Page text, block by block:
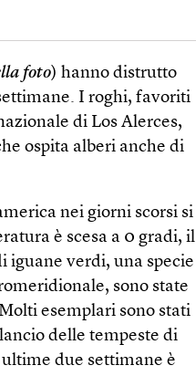
foto) hanno distrutto
I roghi, favoriti
di Los Alerces,
ospita alberi anche di
nei giorni scorsi si
è scesa a 0 gradi, il
iguane verdi, una specie
sono state
esemplari sono stati
delle tempeste di
due settimane è